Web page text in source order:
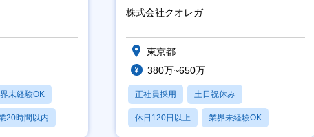
未経験OK
20時間以内
ジメント機会あり！
株式会社クオレガ
東京都
380万~650万
正社員採用 土日祝休み
休日120日以上 業界未経験OK